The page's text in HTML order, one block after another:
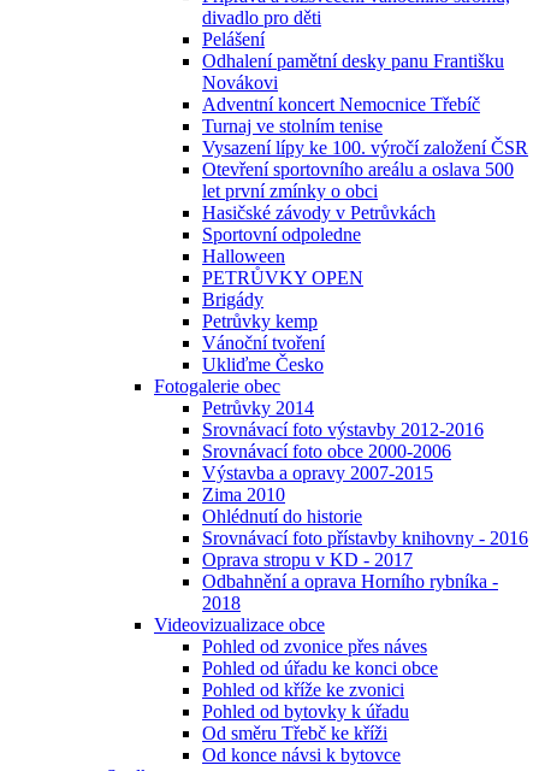
divadlo pro děti
Pelášení
Odhalení pamětní desky panu Františku
Novákovi
Adventní koncert Nemocnice Třebíč
Turnaj ve stolním tenise
Vysazení lípy ke 100. výročí založení ČSR
Otevření sportovního areálu a oslava 500
let první zmínky o obci
Hasičské závody v Petrůvkách
Sportovní odpoledne
Halloween
PETRŮVKY OPEN
Brigády
Petrůvky kemp
Vánoční tvoření
Ukliďme Česko
Fotogalerie obec
Petrůvky 2014
Srovnávací foto výstavby 2012-2016
Srovnávací foto obce 2000-2006
Výstavba a opravy 2007-2015
Zima 2010
Ohlédnutí do historie
Srovnávací foto přístavby knihovny - 2016
Oprava stropu v KD - 2017
Odbahnění a oprava Horního rybníka -
2018
Videovizualizace obce
Pohled od zvonice přes náves
Pohled od úřadu ke konci obce
Pohled od kříže ke zvonici
Pohled od bytovky k úřadu
Od směru Třebč ke kříži
Od konce návsi k bytovce